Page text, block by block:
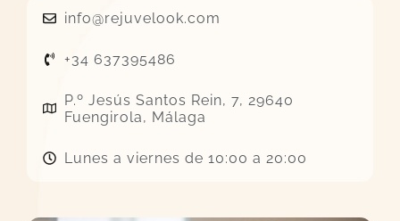
info@rejuvelook.com
+34 637395486
P.º Jesús Santos Rein, 7, 29640
Fuengirola, Málaga
Lunes a viernes de 10:00 a 20:00